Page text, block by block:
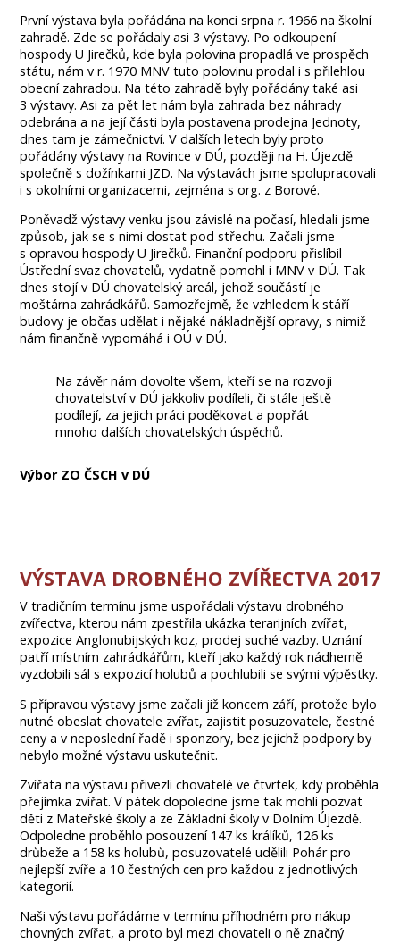
První výstava byla pořádána na konci srpna r. 1966 na školní
zahradě. Zde se pořádaly asi 3 výstavy. Po odkoupení
hospody U Jirečků, kde byla polovina propadlá ve prospěch
státu, nám v r. 1970 MNV tuto polovinu prodal i s přilehlou
obecní zahradou. Na této zahradě byly pořádány také asi
3 výstavy. Asi za pět let nám byla zahrada bez náhrady
odebrána a na její části byla postavena prodejna Jednoty,
dnes tam je zámečnictví. V dalších letech byly proto
pořádány výstavy na Rovince v DÚ, později na H. Újezdě
společně s dožínkami JZD. Na výstavách jsme spolupracovali
i s okolními organizacemi, zejména s org. z Borové.
Poněvadž výstavy venku jsou závislé na počasí, hledali jsme
způsob, jak se s nimi dostat pod střechu. Začali jsme
s opravou hospody U Jirečků. Finanční podporu přislíbil
Ústřední svaz chovatelů, vydatně pomohl i MNV v DÚ. Tak
dnes stojí v DÚ chovatelský areál, jehož součástí je
moštárna zahrádkářů. Samozřejmě, že vzhledem k stáří
budovy je občas udělat i nějaké nákladnější opravy, s nimiž
nám finančně vypomáhá i OÚ v DÚ.
Na závěr nám dovolte všem, kteří se na rozvoji
chovatelství v DÚ jakkoliv podíleli, či stále ještě
podílejí, za jejich práci poděkovat a popřát
mnoho dalších chovatelských úspěchů.
Výbor ZO ČSCH v DÚ
VÝSTAVA DROBNÉHO ZVÍŘECTVA 2017
V tradičním termínu jsme uspořádali výstavu drobného
zvířectva, kterou nám zpestřila ukázka terarijních zvířat,
expozice Anglonubijských koz, prodej suché vazby. Uznání
patří místním zahrádkářům, kteří jako každý rok nádherně
vyzdobili sál s expozicí holubů a pochlubili se svými výpěstky.
S přípravou výstavy jsme začali již koncem září, protože bylo
nutné obeslat chovatele zvířat, zajistit posuzovatele, čestné
ceny a v neposlední řadě i sponzory, bez jejichž podpory by
nebylo možné výstavu uskutečnit.
Zvířata na výstavu přivezli chovatelé ve čtvrtek, kdy proběhla
přejímka zvířat. V pátek dopoledne jsme tak mohli pozvat
děti z Mateřské školy a ze Základní školy v Dolním Újezdě.
Odpoledne proběhlo posouzení 147 ks králíků, 126 ks
drůbeže a 158 ks holubů, posuzovatelé udělili Pohár pro
nejlepší zvíře a 10 čestných cen pro každou z jednotlivých
kategorií.
Naši výstavu pořádáme v termínu příhodném pro nákup
chovných zvířat, a proto byl mezi chovateli o ně značný